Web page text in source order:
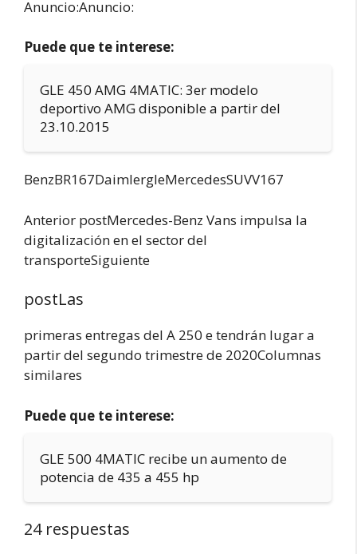
Anuncio:Anuncio:
Puede que te interese:
GLE 450 AMG 4MATIC: 3er modelo
deportivo AMG disponible a partir del
23.10.2015
BenzBR167DaimlergleMercedesSUVV167
Anterior postMercedes-Benz Vans impulsa la
digitalización en el sector del
transporteSiguiente
postLas
primeras entregas del A 250 e tendrán lugar a
partir del segundo trimestre de 2020Columnas
similares
Puede que te interese:
GLE 500 4MATIC recibe un aumento de
potencia de 435 a 455 hp
24 respuestas